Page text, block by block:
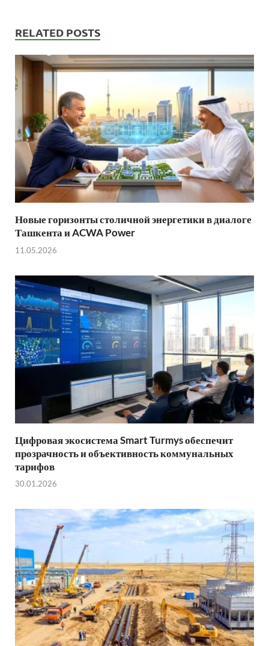
RELATED POSTS
Новые горизонты столичной энергетики в диалоге
Ташкента и ACWA Power
11.05.2026
Цифровая экосистема Smart Turmys обеспечит
прозрачность и объективность коммунальных
тарифов
30.01.2026